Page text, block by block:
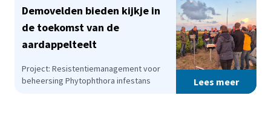
Lees meer
Demovelden bieden kijkje in
de toekomst van de
aardappelteelt
Project: Resistentiemanagement voor
beheersing Phytophthora infestans